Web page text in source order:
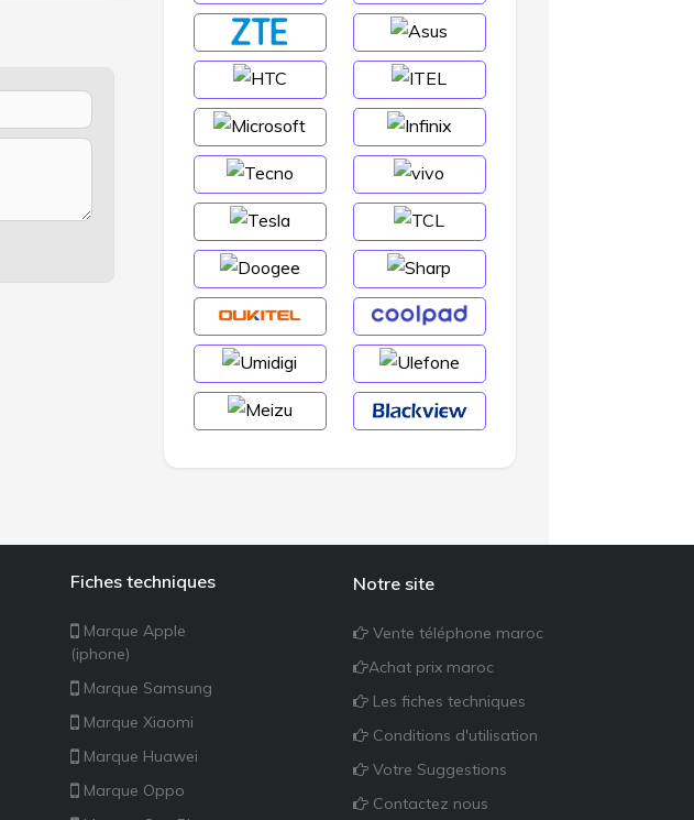
Fiches techniques
Marque Apple
(iphone)
Marque Samsung
Marque Xiaomi
Marque Huawei
Marque Oppo
Notre site
Vente téléphone maroc
Achat prix maroc
Les fiches techniques
Conditions d'utilisation
Votre Suggestions
Contactez nous